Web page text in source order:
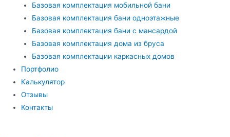
Базовая комплектация мобильной бани
Базовая комплектация бани одноэтажные
Базовая комплектация бани с мансардой
Базовая комплектация дома из бруса
Базовая комплектации каркасных домов
Портфолио
Калькулятор
Отзывы
Контакты